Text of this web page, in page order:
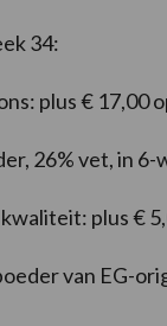
34:
plus € 17,00
26% vet, in
plus €
van EG-